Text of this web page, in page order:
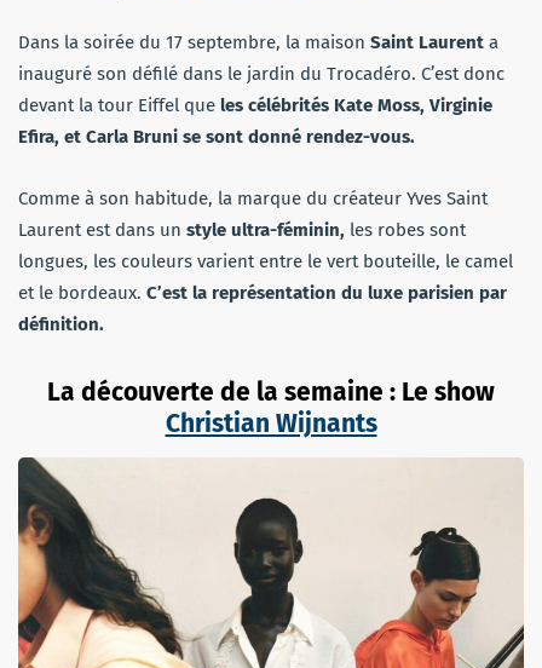
Dans la soirée du 17 septembre, la maison Saint Laurent a
inauguré son défilé dans le jardin du Trocadéro. C’est donc
devant la tour Eiffel que les célébrités Kate Moss, Virginie
Efira, et Carla Bruni se sont donné rendez-vous.
Comme à son habitude, la marque du créateur Yves Saint
Laurent est dans un style ultra-féminin, les robes sont
longues, les couleurs varient entre le vert bouteille, le camel
et le bordeaux. C’est la représentation du luxe parisien par
définition.
La découverte de la semaine : Le show
Christian Wijnants